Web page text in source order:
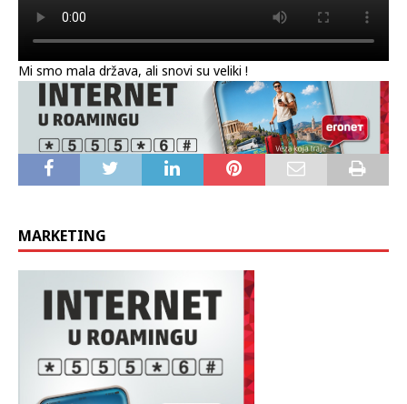
Mi smo mala država, ali snovi su veliki !
MARKETING